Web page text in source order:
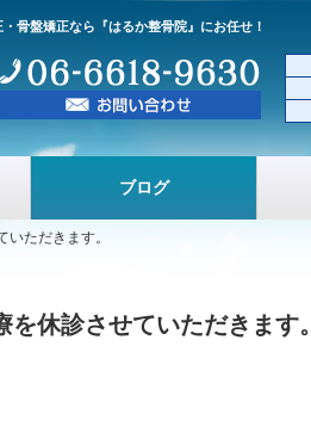
盤矯正なら『はるか整骨院』にお任せ！
ブログ
ただきます。
休診させていただきます。